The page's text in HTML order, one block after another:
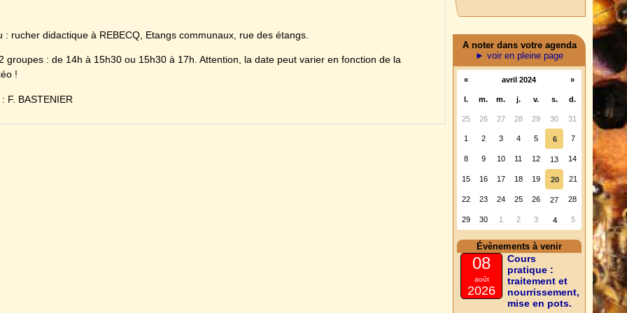
: rucher didactique à REBECQ, Etangs communaux, rue des étangs.
groupes : de 14h à 15h30 ou 15h30 à 17h. Attention, la date peut varier en fonction de la
!
F. BASTENIER
A noter dans votre agenda
► voir en pleine page
« avril 2024 »
l. m. m. j. v. s. d.
25 26 27 28 29 30 31
1 2 3 4 5 6 7
8 9 10 11 12 13 14
15 16 17 18 19 20 21
22 23 24 25 26 27 28
29 30 1 2 3 4 5
Évènements à venir
08
août
2026
Cours
pratique :
traitement et
nourrissement,
mise en pots.